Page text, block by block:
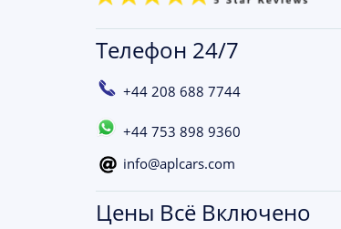
Телефон 24/7
+44 208 688 7744
+44 753 898 9360
info@aplcars.com
Цены Всё Включено